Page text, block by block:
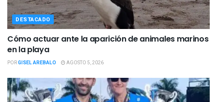
DESTACADO
Cómo actuar ante la aparición de animales marinos
en la playa
PORGISEL AREBALO AGOSTO 5, 2026